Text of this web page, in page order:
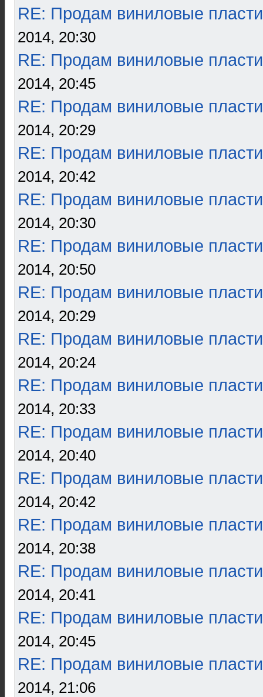
RE: Продам виниловые
2014, 20:30
RE: Продам виниловые
2014, 20:45
RE: Продам виниловые
2014, 20:29
RE: Продам виниловые
2014, 20:42
RE: Продам виниловые
2014, 20:30
RE: Продам виниловые
2014, 20:50
RE: Продам виниловые
2014, 20:29
RE: Продам виниловые
2014, 20:24
RE: Продам виниловые
2014, 20:33
RE: Продам виниловые
2014, 20:40
RE: Продам виниловые
2014, 20:42
RE: Продам виниловые
2014, 20:38
RE: Продам виниловые
2014, 20:41
RE: Продам виниловые
2014, 20:45
RE: Продам виниловые
2014, 21:06